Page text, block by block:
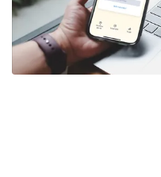
Bộ Chuẩn mực Đạo đức
Đối tác